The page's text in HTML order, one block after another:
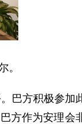
。
巴方积极参加
方作为安理会